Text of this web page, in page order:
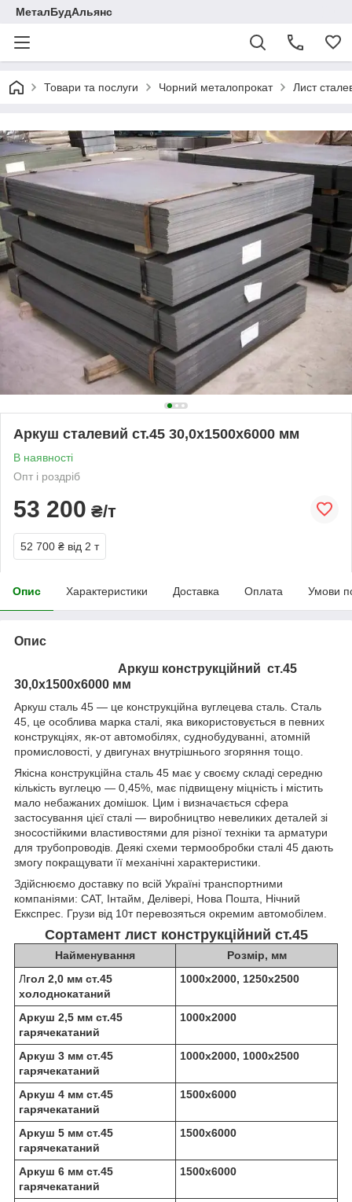
МеталБудАльянс
Товари та послуги Чорний металопрокат Лист
Аркуш сталевий ст.45 30,0х1500х6000 мм
В наявності
Опт і роздріб
53 200 ₴/т
52 700 ₴ від 2 т
Опис Характеристики Доставка Оплата Умови
Опис
Аркуш конструкційний ст.45
30,0х1500х6000 мм
Аркуш сталь 45 — це конструкційна вуглецева сталь. Сталь
45, це особлива марка сталі, яка використовується в певних
конструкціях, як-от автомобілях, суднобудуванні, атомній
промисловості, у двигунах внутрішнього згоряння тощо.
Якісна конструкційна сталь 45 має у своєму складі середню
кількість вуглецю — 0,45%, має підвищену міцність і містить
мало небажаних домішок. Цим і визначається сфера
застосування цієї сталі — виробництво невеликих деталей зі
зносостійкими властивостями для різної техніки та арматури
для трубопроводів. Деякі схеми термообробки сталі 45 дають
змогу покращувати її механічні характеристики.
Здійснюємо доставку по всій Україні транспортними
компаніями: САТ, Інтайм, Делівері, Нова Пошта, Нічний
Еккспрес. Грузи від 10т перевозяться окремим автомобілем.
Сортамент лист конструкційний ст.45
Найменування
Розмір, мм
Лгол 2,0 мм ст.45
холоднокатаний
1000х2000, 1250х2500
Аркуш 2,5 мм ст.45
гарячекатаний
1000х2000
Аркуш 3 мм ст.45
гарячекатаний
1000х2000, 1000х2500
Аркуш 4 мм ст.45
гарячекатаний
1500х6000
Аркуш 5 мм ст.45
гарячекатаний
1500х6000
Аркуш 6 мм ст.45
гарячекатаний
1500х6000